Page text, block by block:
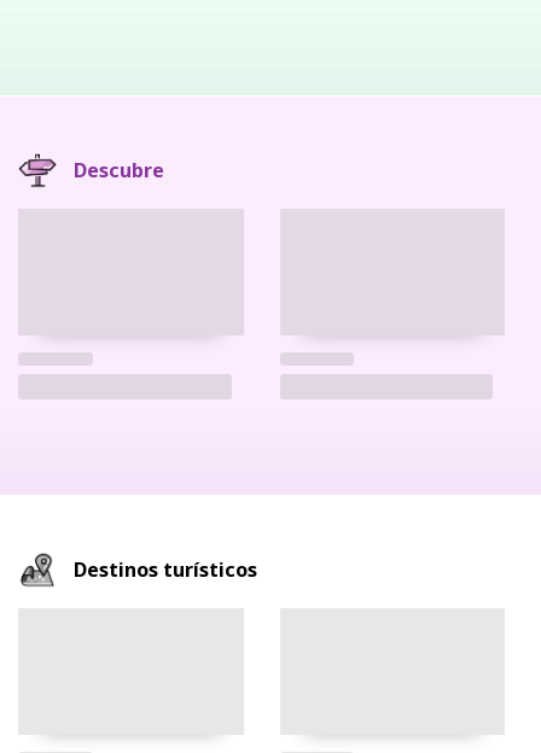
Descubre
Destinos turísticos